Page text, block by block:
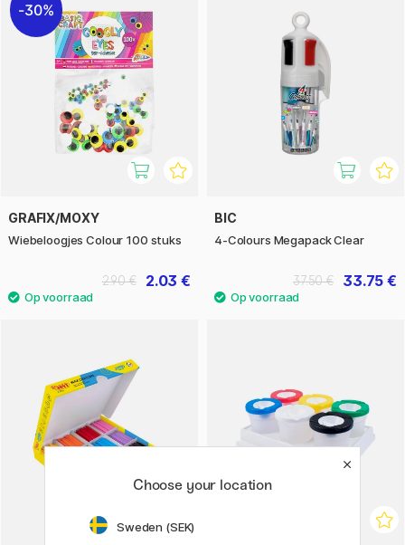
30%
GRAFIX/MOXY
Wiebeloogjes Colour 100 stuks
2.03 €
2.90 €
BIC
4-Colours Megapack Clear
33.75 €
37.50 €
Choose your location
Sweden (SEK)